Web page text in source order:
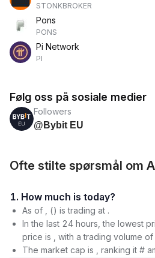
STONKBROKER
Pons
PONS
Pi Network
PI
Følg oss på sosiale medier
Followers
@Bybit EU
Ofte stilte spørsmål om
1. How much is today?
As of , () is trading at .
In the last 24 hours, the lowest
price is , with a trading volume of
The market cap is , ranking it #